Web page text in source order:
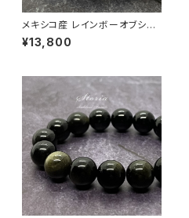
メキシコ産 レインボーオブシデ
ィアン 17.5mm ブレスレット【画
像現物】
¥13,800